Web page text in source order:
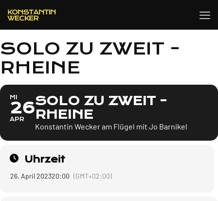
SOLO ZU ZWEIT -
RHEINE
MI
26
APR
SOLO ZU ZWEIT -
RHEINE
Konstantin Wecker am Flügel mit Jo Barnikel
Uhrzeit
26. April 202320:00 (GMT+02:00)